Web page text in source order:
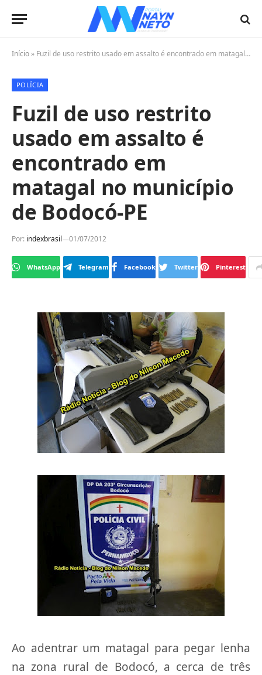
Início » Fuzil de uso restrito usado em assalto é encontrado em matagal no município de Bodocó-PE
POLÍCIA
Fuzil de uso restrito
usado em assalto é
encontrado em
matagal no município
de Bodocó-PE
Por: indexbrasil 01/07/2012
WhatsApp Telegram Facebook Twitter Pinterest
Ao adentrar um matagal para pegar lenha
na zona rural de Bodocó, a cerca de três